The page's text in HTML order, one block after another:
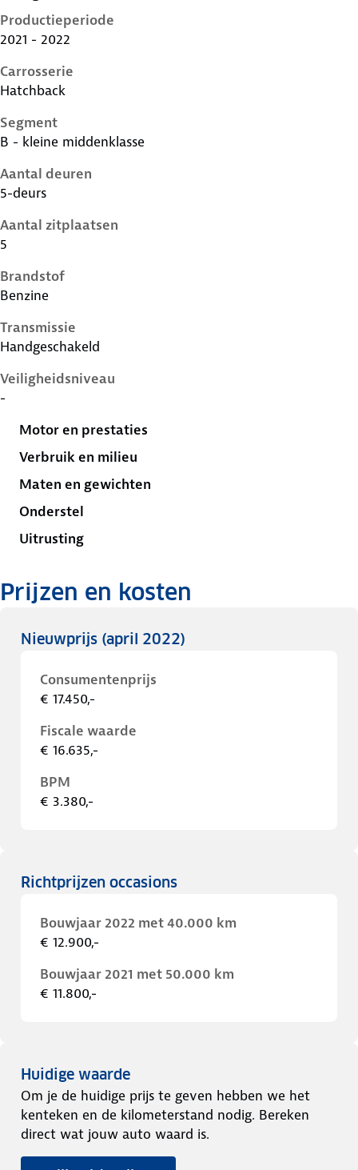
Productieperiode
2021 - 2022
Carrosserie
Hatchback
Segment
B - kleine middenklasse
Aantal deuren
5-deurs
Aantal zitplaatsen
5
Brandstof
Benzine
Transmissie
Handgeschakeld
Veiligheidsniveau
-
Motor en prestaties
Verbruik en milieu
Maten en gewichten
Onderstel
Uitrusting
Prijzen en kosten
Nieuwprijs (april 2022)
Consumentenprijs
€ 17.450,-
Fiscale waarde
€ 16.635,-
BPM
€ 3.380,-
Richtprijzen occasions
Bouwjaar 2022 met 40.000 km
€ 12.900,-
Bouwjaar 2021 met 50.000 km
€ 11.800,-
Huidige waarde
Om je de huidige prijs te geven hebben we het
kenteken en de kilometerstand nodig. Bereken
direct wat jouw auto waard is.